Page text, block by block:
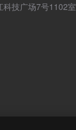
科技广场7号1102室